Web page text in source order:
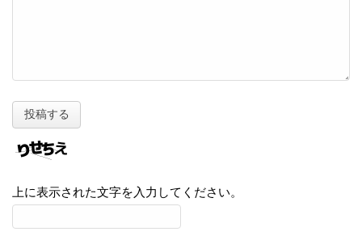
上に表示された文字を入力してください。